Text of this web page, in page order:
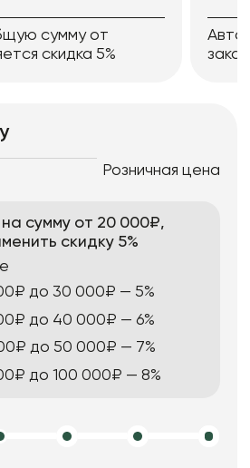
сумму от
скидка 5%
Розничная цена
сумму от 20 000₽,
скидку 5%
до 30 000₽ — 5%
до 40 000₽ — 6%
до 50 000₽ — 7%
до 100 000₽ — 8%